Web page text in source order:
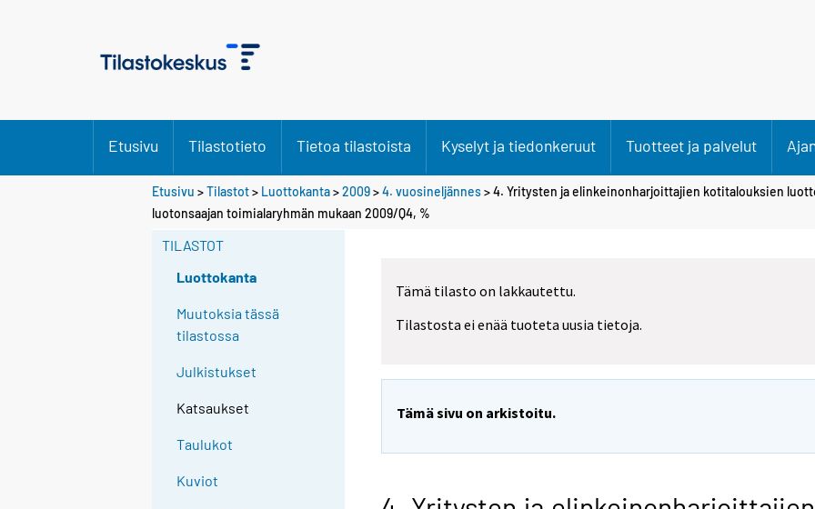
Etusivu Tilastotieto Tietoa tilastoista Kyselyt ja tiedonkeruut Tuotteet ja palvelut
Etusivu >Tilastot> Luottokanta>2009>4. vuosineljännes> 4. Yritysten ja elinkeinonharjoittajien kotitalouksien
luotonsaajan toimialaryhmän mukaan 2009/Q4, %
TILASTOT
Luottokanta
Muutoksia tässä
tilastossa
Julkistukset
Katsaukset
Taulukot
Kuviot
Tämä tilasto on lakkautettu.
Tilastosta ei enää tuoteta uusia tietoja.
Tämä sivu on arkistoitu.